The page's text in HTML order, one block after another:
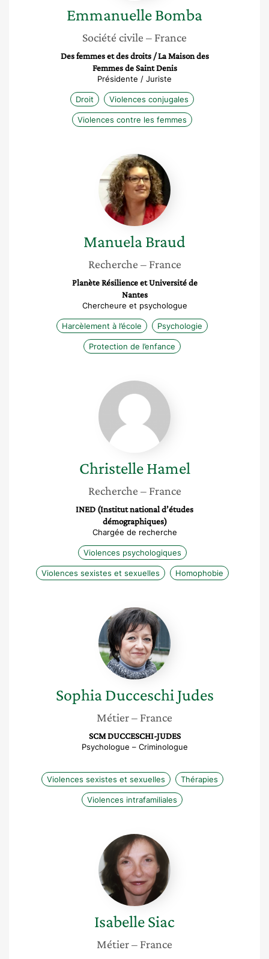
EmmanuelleBomba
Société civile – France
Des femmes et des droits / La Maison des
Femmes de Saint Denis
Présidente / Juriste
Droit Violences conjugales
Violences contre les femmes
Manuela
Braud
ManuelaBraud
Recherche – France
Planète Résilience et Université de
Nantes
Chercheure et psychologue
Harcèlement à l’école Psychologie
Protection de l’enfance
Christelle
Hamel
Christelle Hamel
Recherche – France
INED (Institut national d’études
démographiques)
Chargée de recherche
Violences psychologiques
Violences sexistes et sexuelles Homophobie
Sophia
Ducceschi
Judes
Sophia Ducceschi Judes
Métier– France
SCM DUCCESCHI-JUDES
Psychologue – Criminologue
Violences sexistes et sexuelles Thérapies
Violences intrafamiliales
Isabelle
Siac
IsabelleSiac
Métier– France